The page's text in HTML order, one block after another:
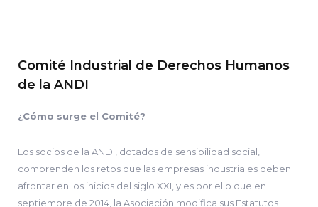
Comité Industrial de Derechos Humanos
de la ANDI
¿Cómo surge el Comité?
Los socios de la ANDI, dotados de sensibilidad social,
comprenden los retos que las empresas industriales deben
afrontar en los inicios del siglo XXI, y es por ello que en
septiembre de 2014, la Asociación modifica sus Estatutos